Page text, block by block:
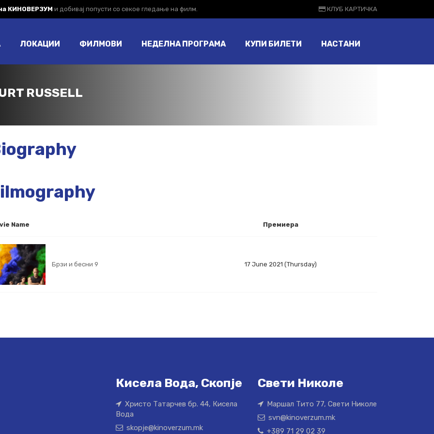
КИНОВЕРЗУМ и добивај попусти со секое гледање на филм. КЛУБ КАРТИЧКА
ЛОКАЦИИ ФИЛМОВИ НЕДЕЛНА ПРОГРАМА КУПИ БИЛЕТИ НАСТАНИ
RUSSELL
Name Премиера
Брзи и бесни 9 17 June 2021 (Thursday)
Кисела Вода, Скопје
Христо Татарчев бр. 44, Кисела
Вода
skopje@kinoverzum.mk
Свети Николе
Маршал Тито 77, Свети Николе
svn@kinoverzum.mk
+389 71 29 02 39